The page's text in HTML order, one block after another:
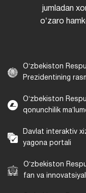
jumladan
oʻzaro
Oʻzbekiston
Prezidentining
Oʻzbekiston
qonunchilik
Davlat interaktiv
yagona portali
Oʻzbekiston
fan va